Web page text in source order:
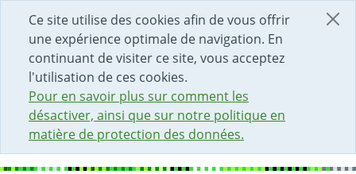
Ce site utilise des cookies afin de vous offrir
une expérience optimale de navigation. En
continuant de visiter ce site, vous acceptez
l'utilisation de ces cookies.
Pour en savoir plus sur comment les
désactiver, ainsi que sur notre politique en
matière de protection des données.
DÉBUT DU CONTENU DE LA PAGE
ACCÈS AU CHAMP DE RECHERCHE
PAGE D'ACCUEIL
FORMULAIRE DE CONTACT